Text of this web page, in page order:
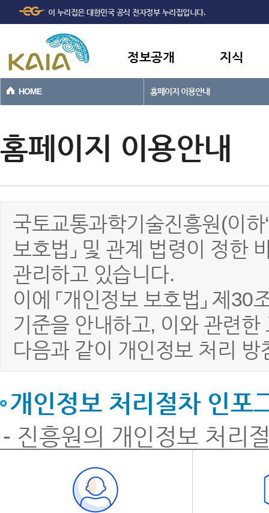
본문바로가기
이 누리집은 대한민국 공식 전자정부 누리집입니다.
정보공개 지식
HOME 홈페이지 이용안내
홈페이지 이용안내
국토교통과학기술진흥원(이하
보호법」 및 관계 법령이 정한
관리하고 있습니다.
이에 「개인정보 보호법」 제
기준을 안내하고, 이와 관련
다음과 같이 개인정보 처리 방
개인정보 처리절차 인포
- 진흥원의 개인정보 처